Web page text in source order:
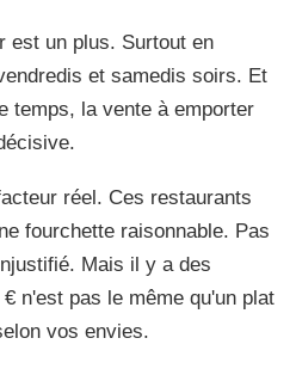
est un plus. Surtout en
et samedis soirs. Et
temps, la vente à emporter
réel. Ces restaurants
fourchette raisonnable. Pas
Mais il y a des
n'est pas le même qu'un plat
vos envies.